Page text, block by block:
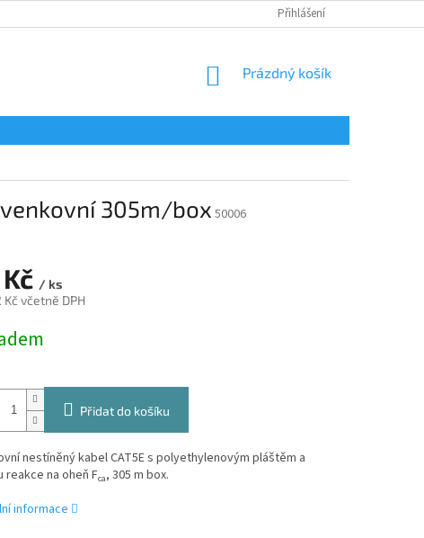
Přihlášení
NÁKUPNÍ
Prázdný košík
venkovní 305m/box 50006
/ ks
Kč včetně DPH
Přidat do košíku
nestíněný kabel CAT5E s polyethylenovým pláštěm a
reakce na oheň Fca, 305 m box.
informace